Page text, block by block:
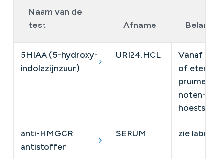
Naam van de
test
Afname
5HIAA (5-hydroxy-
indolazijnzuur)
URI24.HCL
Vanaf 2
of eten:-
pruimen,
noten-
anti-HMGCR
antistoffen
SERUM ​zie